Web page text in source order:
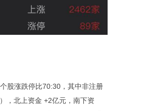
股涨跌停比70:30，其中非注册
，北上资金 +2亿元，南下资